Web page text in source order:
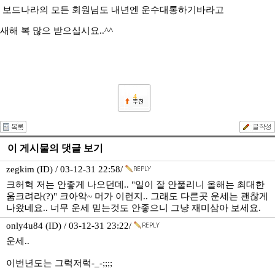
보드나라의 모든 회원님도 내년엔 운수대통하기바라고
새해 복 많으 받으십시요..^^
4
이 게시물의 댓글 보기
zegkim (ID) / 03-12-31 22:58/
크허헉 저는 안좋게 나오던데.. "일이 잘 안풀리니 올해는 최대한
움크려라(?)" 크아악~ 머가 이런지.. 그래도 다른곳 운세는 괜찮게
나왔네요.. 너무 운세 믿는것도 안좋으니 그냥 재미삼아 보세요.
only4u84 (ID) / 03-12-31 23:22/
운세..
이번년도는 그럭저럭-_-;;;;